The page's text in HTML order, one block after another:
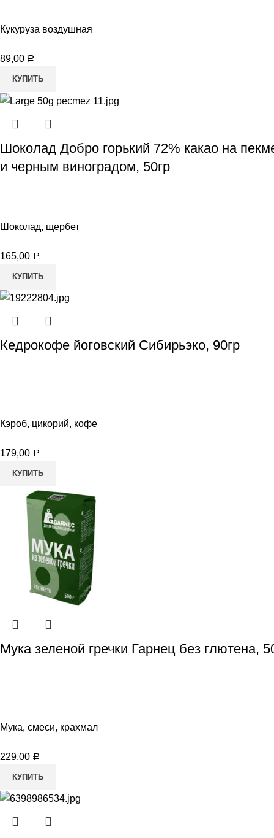
Кукуруза воздушная
89,00 Р
КУПИТЬ
Шоколад Добро горький 72% какао на
и черным виноградом, 50гр
Шоколад, щербет
165,00 Р
КУПИТЬ
Кедрокофе йоговский Сибирьэко, 90гр
Кэроб, цикорий, кофе
179,00 Р
КУПИТЬ
Мука зеленой гречки Гарнец без глютена,
Мука, смеси, крахмал
229,00 Р
КУПИТЬ